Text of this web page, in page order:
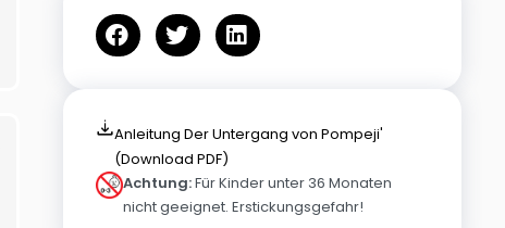
Anleitung Der Untergang von Pompeji'
(Download PDF)
Achtung:Für Kinder unter 36 Monaten
nicht geeignet. Erstickungsgefahr!